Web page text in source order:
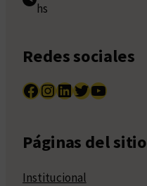
hs
Redes sociales
Facebook InstagramLinkedIn Twitter YouTube
Páginas del sitio
Institucional